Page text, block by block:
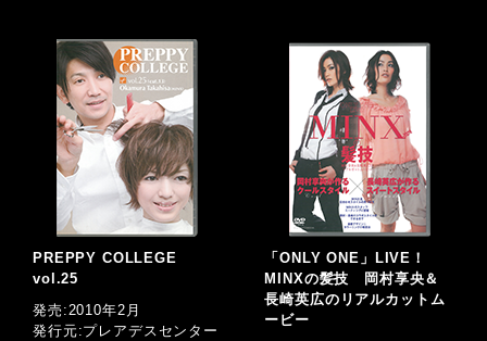
PREPPY COLLEGE
vol.25
発売:2010年2月
発行元:プレアデスセンター
「ONLY ONE」LIVE！
MINXの髪技 岡村享央＆
長崎英広のリアルカットム
ービー